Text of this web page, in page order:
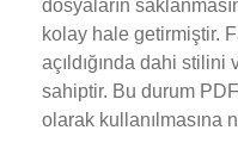
dosyaların
kolay hale getirmiştir.
açıldığında dahi
sahiptir. Bu durum
olarak kullanılmasına